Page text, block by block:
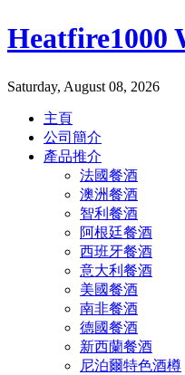
Heatfire1000
Saturday, August 08, 2026
主頁
公司簡介
產品推介
法國餐酒
澳洲餐酒
智利餐酒
阿根廷餐酒
西班牙餐酒
意大利餐酒
美國餐酒
南非餐酒
德國餐酒
新西蘭餐酒
尼泊爾特色酒樽